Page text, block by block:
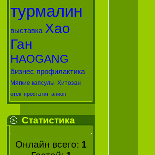
турмалин
выставка Хао
Ган
HAOGANG
бизнес профилактика
Мягкие капсулы Хитозан
отек простатит анион
Статистика
Онлайн всего: 1